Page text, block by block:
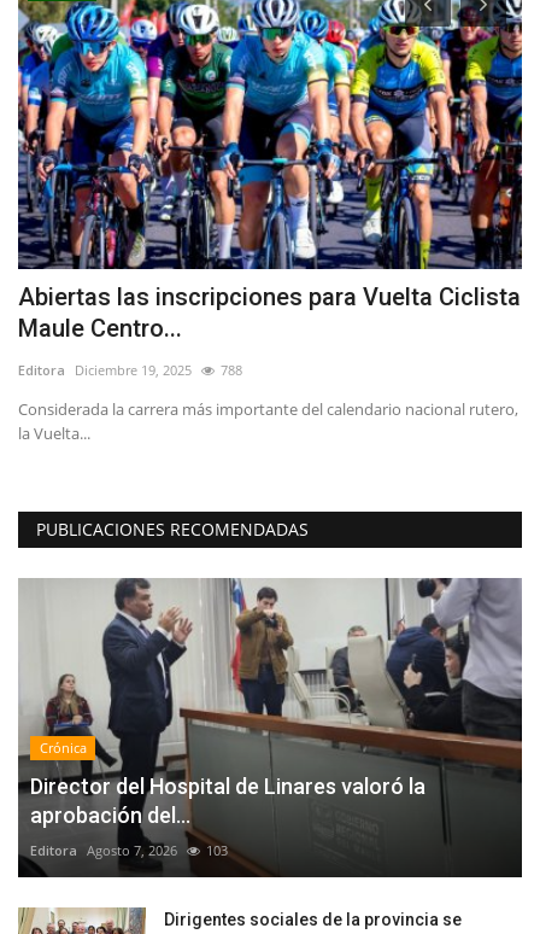
Abiertas las inscripciones para Vuelta Ciclista
Maule Centro...
Editora Diciembre 19, 2025 788
Considerada la carrera más importante del calendario nacional rutero,
la Vuelta...
PUBLICACIONES RECOMENDADAS
Crónica
Director del Hospital de Linares valoró la
aprobación del...
Editora Agosto 7, 2026 103
Dirigentes sociales de la provincia se